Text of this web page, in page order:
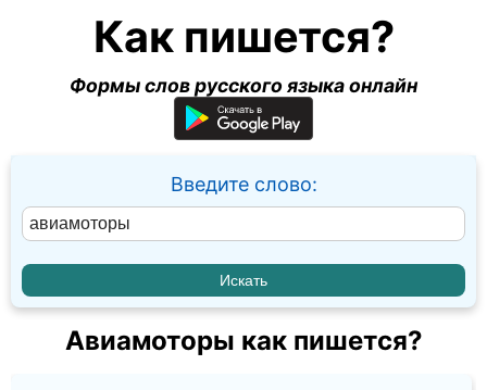
Как пишется?
Формы слов русского языка онлайн
Введите слово:
Авиамоторы как пишется?